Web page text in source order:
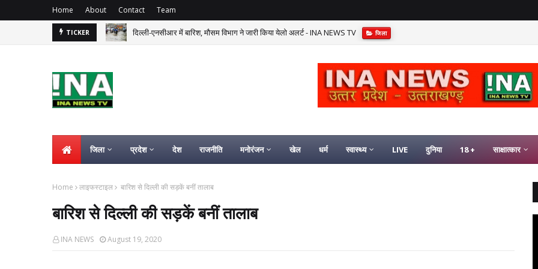
Home About Contact Team
TICKER दिल्ली-एनसीआर में बारिश, मौसम विभाग ने जारी किया येलो अलर्ट - INA NEWS TV जिला
जिला प्रदेश देश राजनीति मनोरंजन खेल धर्म स्वास्थ्य LIVE दुनिया 18 + साक्षात्कार
Home लाइफस्टाइल बारिश से दिल्ली की सड़कें बनीं तालाब
बारिश से दिल्ली की सड़कें बनीं तालाब
INA NEWS August 19, 2020